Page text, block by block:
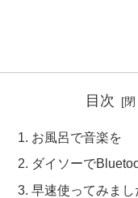
目次
お風呂で音楽を
ダイソーで
早速使ってみまし